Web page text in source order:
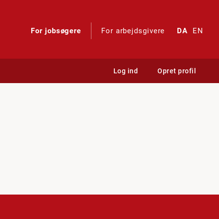
For jobsøgere For arbejdsgivere DA EN
Log ind Opret profil